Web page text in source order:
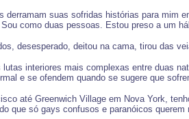
derramam suas sofridas histórias para mim
como duas pessoas. Estou preso a um
desesperado, deitou na cama, tirou das
interiores mais complexas entre duas
e se ofendem quando se sugere que
até Greenwich Village em Nova York,
que só gays confusos e paranóicos querem